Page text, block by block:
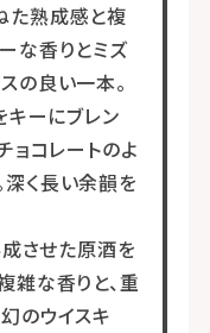
た熟成感と複
な香りとミズ
の良い一本。
キーにブレン
ョコレートのよ
く長い余韻を
させた原酒を
雑な香りと、重
のウイスキ